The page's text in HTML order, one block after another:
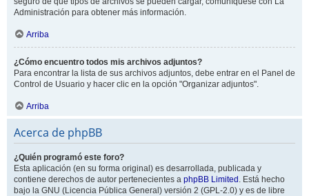
Administración para obtener más información.
Arriba
¿Cómo encuentro todos mis archivos adjuntos?
Para encontrar la lista de sus archivos adjuntos, debe entrar en el Panel de
Control de Usuario y hacer clic en la opción "Organizar adjuntos".
Arriba
Acerca de phpBB
¿Quién programó este foro?
Esta aplicación (en su forma original) es desarrollada, publicada y
contiene derechos de autor pertenecientes a phpBB Limited . Está hecho
bajo la GNU (Licencia Pública General) versión 2 (GPL-2.0) y es de libre